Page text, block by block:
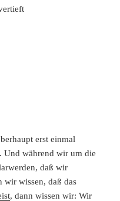
erst einmal
Und während wir um die
daß wir
wir wissen, daß das
, dann wissen wir: Wir